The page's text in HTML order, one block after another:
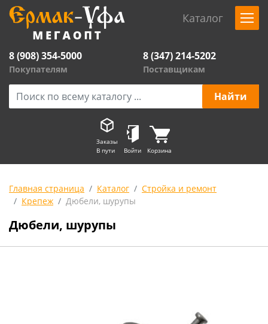
Каталог
8 (908) 354-5000
Покупателям
8 (347) 214-5202
Поставщикам
Заказы
В пути
Войти Корзина
Главная страница Каталог
Стройка и ремонт
Крепеж
Дюбели, шурупы
Дюбели, шурупы